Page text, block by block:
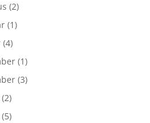
(2)
(1)
(4)
(1)
(3)
(2)
(5)